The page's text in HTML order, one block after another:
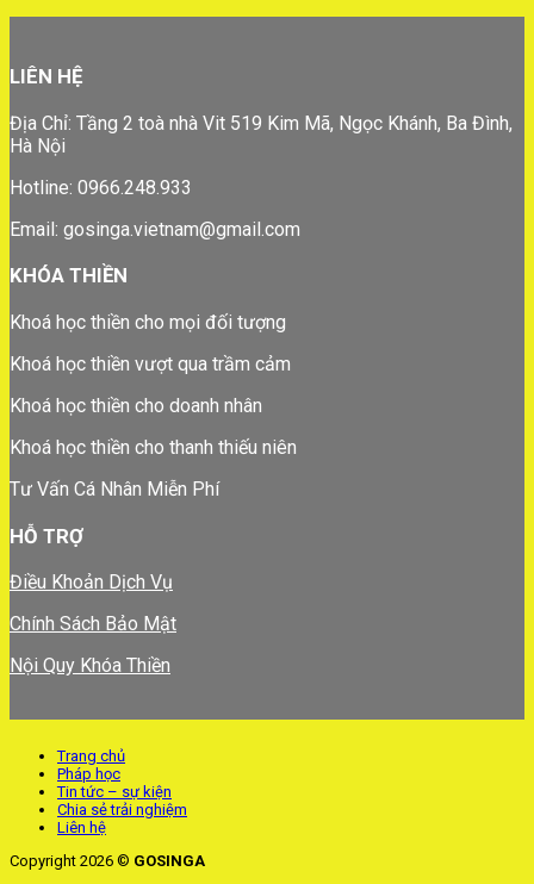
LIÊN HỆ
Địa Chỉ: Tầng 2 toà nhà Vit 519 Kim Mã, Ngọc Khánh, Ba Đình,
Hà Nội
Hotline: 0966.248.933
Email: gosinga.vietnam@gmail.com
KHÓA THIỀN
Khoá học thiền cho mọi đối tượng
Khoá học thiền vượt qua trầm cảm
Khoá học thiền cho doanh nhân
Khoá học thiền cho thanh thiếu niên
Tư Vấn Cá Nhân Miễn Phí
HỖ TRỢ
Điều Khoản Dịch Vụ
Chính Sách Bảo Mật
Nội Quy Khóa Thiền
Trang chủ
Pháp học
Tin tức – sự kiện
Chia sẻ trải nghiệm
Liên hệ
Copyright 2026 © GOSINGA